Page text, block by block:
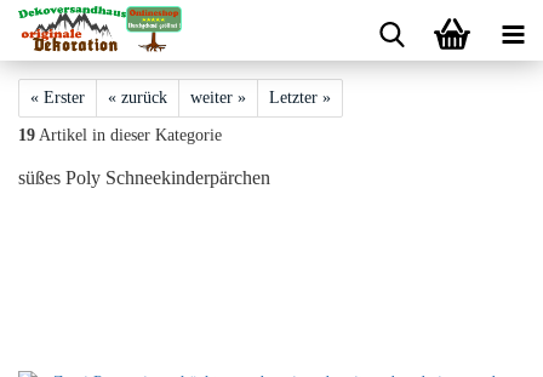
« Erster « zurück weiter » Letzter »
19 Artikel in dieser Kategorie
süßes Poly Schneekinderpärchen